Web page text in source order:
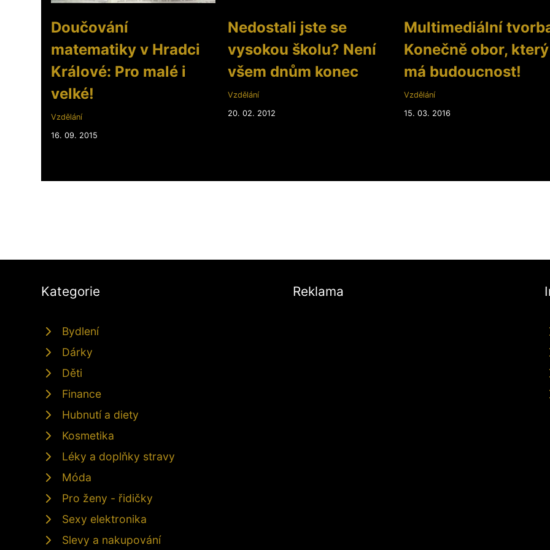
Doučování
matematiky v Hradci
Králové: Pro malé i
velké!
Vzdělání
16. 09. 2015
Nedostali jste se
vysokou školu? Není
všem dnům konec
Vzdělání
20. 02. 2012
Multimediální
Konečně obor, který
má budoucnost!
Vzdělání
15. 03. 2016
Kategorie
Bydlení
Dárky
Děti
Finance
Hubnutí a diety
Kosmetika
Léky a doplňky stravy
Móda
Pro ženy - řidičky
Sexy elektronika
Slevy a nakupování
Reklama